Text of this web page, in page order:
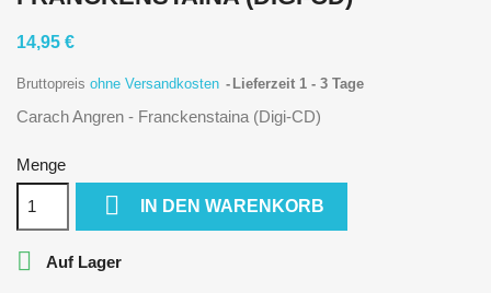
14,95 €
Bruttopreis ohne Versandkosten Lieferzeit 1 - 3 Tage
Carach Angren - Franckenstaina (Digi-CD)
Menge
 IN DEN WARENKORB
 Auf Lager